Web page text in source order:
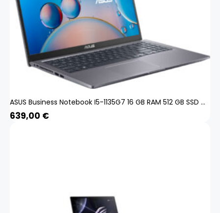
ASUS Business Notebook I5-1135G7 16 GB RAM 512 GB SSD WIn 11 Pro ASUSP15-i5-1135G7-16GB-512GB-Win11
639,00 €